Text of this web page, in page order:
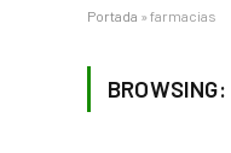
Portada » farmacias
BROWSING: